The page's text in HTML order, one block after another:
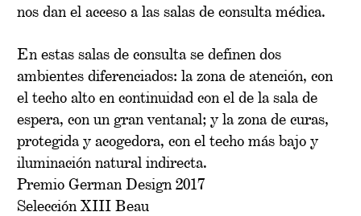
nos dan el acceso a las salas de consulta médica.
En estas salas de consulta se definen dos
ambientes diferenciados: la zona de atención, con
el techo alto en continuidad con el de la sala de
espera, con un gran ventanal; y la zona de curas,
protegida y acogedora, con el techo más bajo y
iluminación natural indirecta.
Premio German Design 2017
Selección XIII Beau